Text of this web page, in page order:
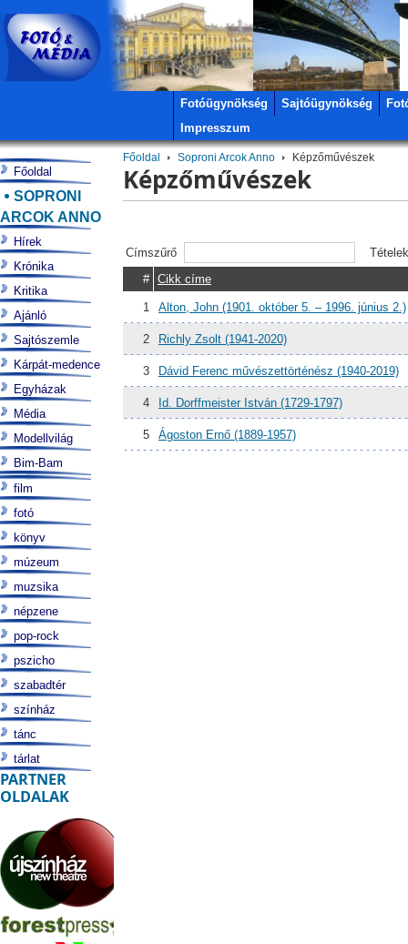
Fotóügynökség Sajtóügynökség
Impresszum
Főoldal Soproni Arcok Anno Képzőművészek
Képzőművészek
Címszűrő
#
Cikk címe
1 Alton, John (1901. október 5. – 1996. június 2.)
2 Richly Zsolt (1941-2020)
3 Dávid Ferenc művészettörténész (1940-2019)
4 Id. Dorffmeister István (1729-1797)
5 Ágoston Ernő (1889-1957)
Főoldal
SOPRONI
ARCOK ANNO
Hírek
Krónika
Kritika
Ajánló
Sajtószemle
Kárpát-medence
Egyházak
Média
Modellvilág
Bim-Bam
film
fotó
könyv
múzeum
muzsika
népzene
pop-rock
pszicho
szabadtér
színház
tánc
tárlat
PARTNER
OLDALAK